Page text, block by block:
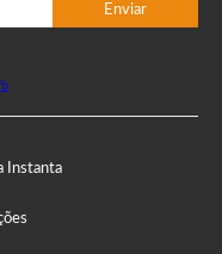
Instanta